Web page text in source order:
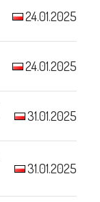
24.01.2025
24.01.2025
31.01.2025
31.01.2025